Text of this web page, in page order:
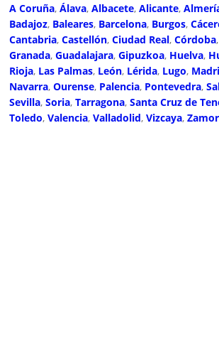
A Coruña,Álava,Albacete,Alicante,
Badajoz, Baleares, Barcelona, Burgos,
Cantabria,Castellón,Ciudad Real,Córdoba
Granada,Guadalajara,Gipuzkoa, Huelva,
Rioja, Las Palmas, León, Lérida, Lugo,
Navarra,Ourense, Palencia, Pontevedra,
Sevilla,Soria,Tarragona,Santa Cruz de
Toledo,Valencia,Valladolid,Vizcaya,